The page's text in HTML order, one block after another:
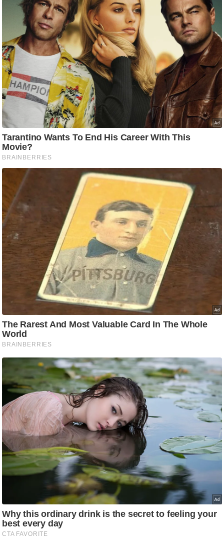
w
s
ला
इ
फ
इ
ल
टे
क्नॉ
जी
ब्यू
/
फै
रे
लू
नु
स्खे
प
ट
न
स्थ
ल
फि
ट
ने
स
त्रा
रि
ले